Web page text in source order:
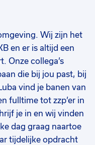
Wij zijn het
en er is altijd een
Onze collega’s
die bij jou past, bij
vind je banen van
fulltime tot zzp’er in
je in en wij vinden
dag graag naartoe
tijdelijke opdracht